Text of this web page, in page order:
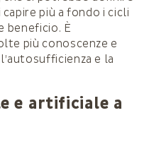
capire più a fondo i cicli
beneficio. È
più conoscenze e
e la
e artificiale a